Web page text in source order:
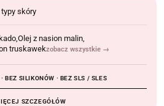
i wygładza usta, jednocześnie
bez uczucia lepkości.
skóry
Olej z nasion malin
truskawekzobacz wszystkie →
BEZ SILIKONÓW · BEZ SLS / SLES
SZCZEGÓŁÓW